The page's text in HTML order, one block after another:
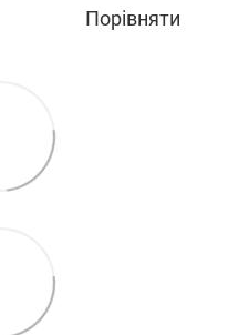
Порівняти